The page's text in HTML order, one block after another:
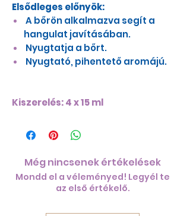
Elsődleges előnyök:
A bőrön alkalmazva segít a
hangulat javításában.
Nyugtatja a bőrt.
Nyugtató, pihentető aromájú.
Kiszerelés: 4 x 15 ml
Még nincsenek értékelések
Mondd el a véleményed! Legyél te
az első értékelő.